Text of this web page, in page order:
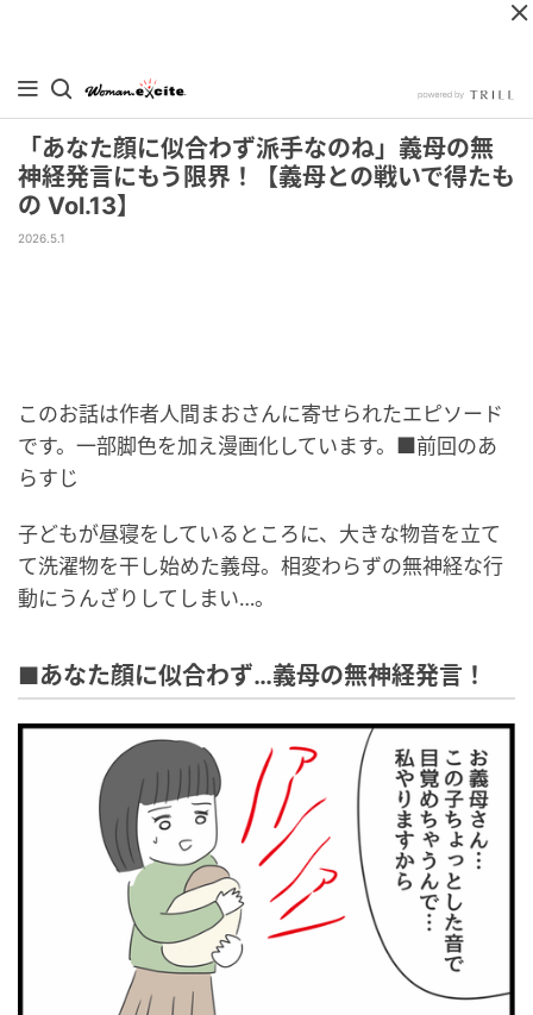
「あなた顔に似合わず派手なのね」義母の無
神経発言にもう限界！【義母との戦いで得たも
の Vol.13】
2026.5.1
このお話は作者人間まおさんに寄せられたエピソード
です。一部脚色を加え漫画化しています。■前回のあ
らすじ
子どもが昼寝をしているところに、大きな物音を立て
て洗濯物を干し始めた義母。相変わらずの無神経な行
動にうんざりしてしまい…。
■あなた顔に似合わず…義母の無神経発言！